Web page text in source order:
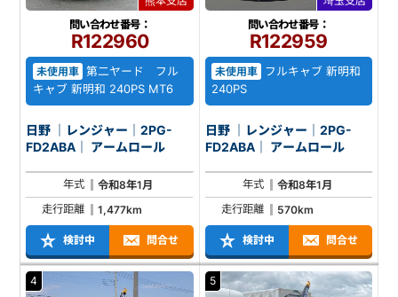
問い合わせ番号：
R122960
未使用車 第二ヤード フル
キャブ 新明和 240PS MT6
日野 ｜レンジャー｜2PG-
FD2ABA｜ アームロール
年式
令和8年1月
走行距離
1,477km
検討中 問合せ
問い合わせ番号：
R122959
未使用車 フルキャブ 新明和
240PS
日野 ｜レンジャー｜2PG-
FD2ABA｜ アームロール
年式
令和8年1月
走行距離
570km
検討中 問合せ
4 5